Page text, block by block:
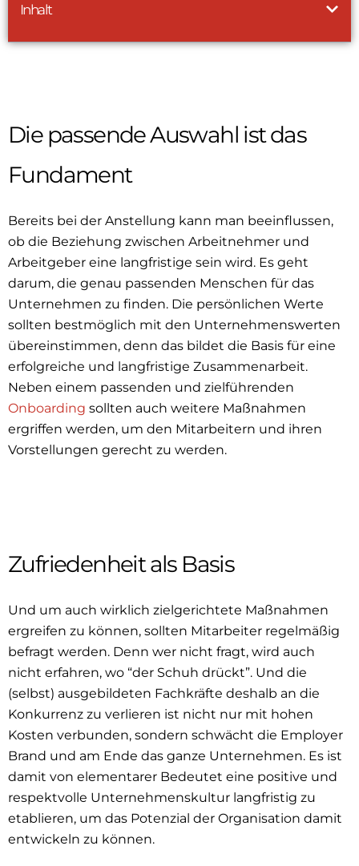
Inhalt
Die passende Auswahl ist das
Fundament
Bereits bei der Anstellung kann man beeinflussen,
ob die Beziehung zwischen Arbeitnehmer und
Arbeitgeber eine langfristige sein wird. Es geht
darum, die genau passenden Menschen für das
Unternehmen zu finden. Die persönlichen Werte
sollten bestmöglich mit den Unternehmenswerten
übereinstimmen, denn das bildet die Basis für eine
erfolgreiche und langfristige Zusammenarbeit.
Neben einem passenden und zielführenden
Onboarding sollten auch weitere Maßnahmen
ergriffen werden, um den Mitarbeitern und ihren
Vorstellungen gerecht zu werden.
Zufriedenheit als Basis
Und um auch wirklich zielgerichtete Maßnahmen
ergreifen zu können, sollten Mitarbeiter regelmäßig
befragt werden. Denn wer nicht fragt, wird auch
nicht erfahren, wo “der Schuh drückt”. Und die
(selbst) ausgebildeten Fachkräfte deshalb an die
Konkurrenz zu verlieren ist nicht nur mit hohen
Kosten verbunden, sondern schwächt die Employer
Brand und am Ende das ganze Unternehmen. Es ist
damit von elementarer Bedeutet eine positive und
respektvolle Unternehmenskultur langfristig zu
etablieren, um das Potenzial der Organisation damit
entwickeln zu können.